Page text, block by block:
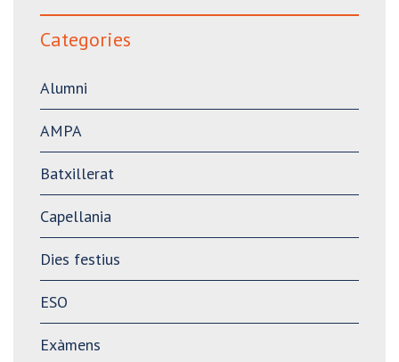
Categories
Alumni
AMPA
Batxillerat
Capellania
Dies festius
ESO
Exàmens